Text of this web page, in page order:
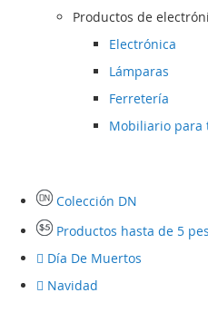
Productos de
Electrónica
Lámparas
Ferretería
Mobiliario para
Colección DN
Productos hasta de 5
Día De Muertos
Navidad